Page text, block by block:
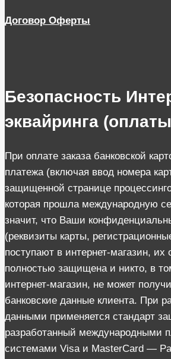
Договор Оферты
Безопасность
эквайринга
При оплате заказа банковской
платежа (включая ввод номера
защищенной странице
которая прошла международную
значит, что Ваши
(реквизиты карты,
поступают в интернет-магазин, их
полностью защищена и никто, в
интернет-магазин, не может
банковские данные клиента. При
данными применяется стандарт
разработанный международными
системами Visa и MasterCard —